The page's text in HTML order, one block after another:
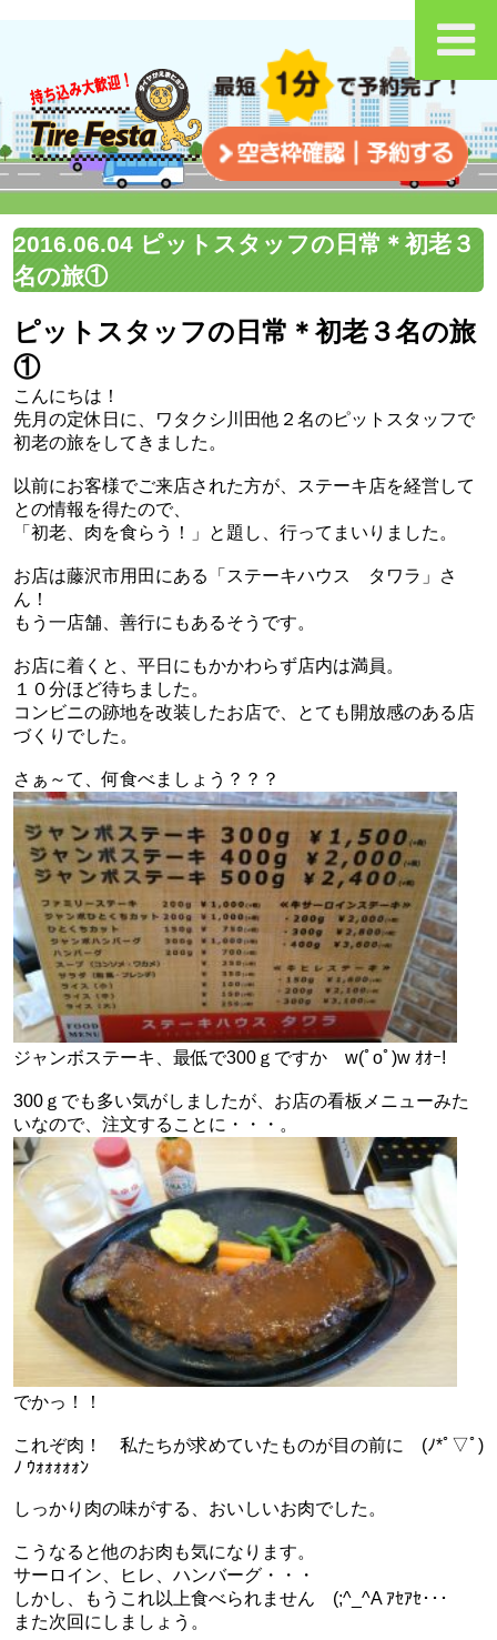
2016.06.04 ピットスタッフの日常＊初老３
名の旅①
ピットスタッフの日常＊初老３名の旅
①
こんにちは！
先月の定休日に、ワタクシ川田他２名のピットスタッフで
初老の旅をしてきました。
以前にお客様でご来店された方が、ステーキ店を経営して
との情報を得たので、
「初老、肉を食らう！」と題し、行ってまいりました。
お店は藤沢市用田にある「ステーキハウス タワラ」さ
ん！
もう一店舗、善行にもあるそうです。
お店に着くと、平日にもかかわらず店内は満員。
１０分ほど待ちました。
コンビニの跡地を改装したお店で、とても開放感のある店
づくりでした。
さぁ～て、何食べましょう？？？
ジャンボステーキ、最低で300ｇですか w(ﾟoﾟ)w ｵｵｰ!
300ｇでも多い気がしましたが、お店の看板メニューみた
いなので、注文することに・・・。
でかっ！！
これぞ肉！ 私たちが求めていたものが目の前に (ﾉ*ﾟ▽ﾟ)
ﾉ ｳｫｫｫｫｫﾝ
しっかり肉の味がする、おいしいお肉でした。
こうなると他のお肉も気になります。
サーロイン、ヒレ、ハンバーグ・・・
しかし、もうこれ以上食べられません (;^_^A ｱｾｱｾ･･･
また次回にしましょう。